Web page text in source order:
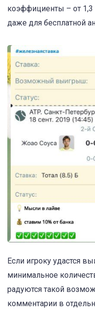
коэффициенты – от 1,3
даже для бесплатной
Если игроку удастся
минимальное
радуются такой
комментарии в